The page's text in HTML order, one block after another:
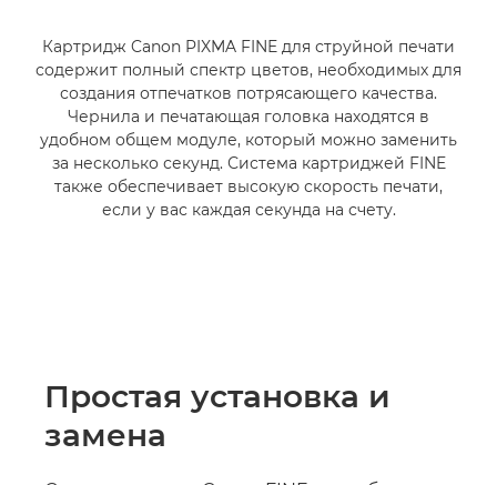
Картридж Canon PIXMA FINE для струйной печати
содержит полный спектр цветов, необходимых для
создания отпечатков потрясающего качества.
Чернила и печатающая головка находятся в
удобном общем модуле, который можно заменить
за несколько секунд. Система картриджей FINE
также обеспечивает высокую скорость печати,
если у вас каждая секунда на счету.
Простая установка и
замена